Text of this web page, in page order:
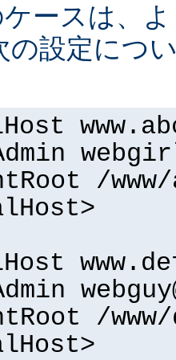
ースは、
の設定につ
/
/